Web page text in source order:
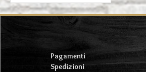
Pagamenti
Spedizioni